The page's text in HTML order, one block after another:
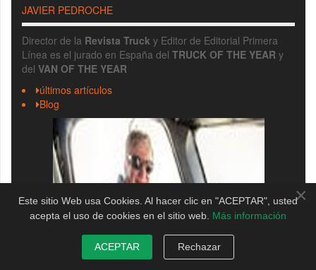
JAVIER PEDROCHE
Director de la Revista Truck y Editor de Editorial Primera
Línea es el jurado en España del TRUCK OF THE YEAR y
del VAN OF THE YEAR
últimos artículos
Blog
×
Este sitio Web usa Cookies. Al hacer clic en "ACEPTAR", usted
acepta el uso de cookies en el sitio web. Más información
ACEPTAR Rechazar